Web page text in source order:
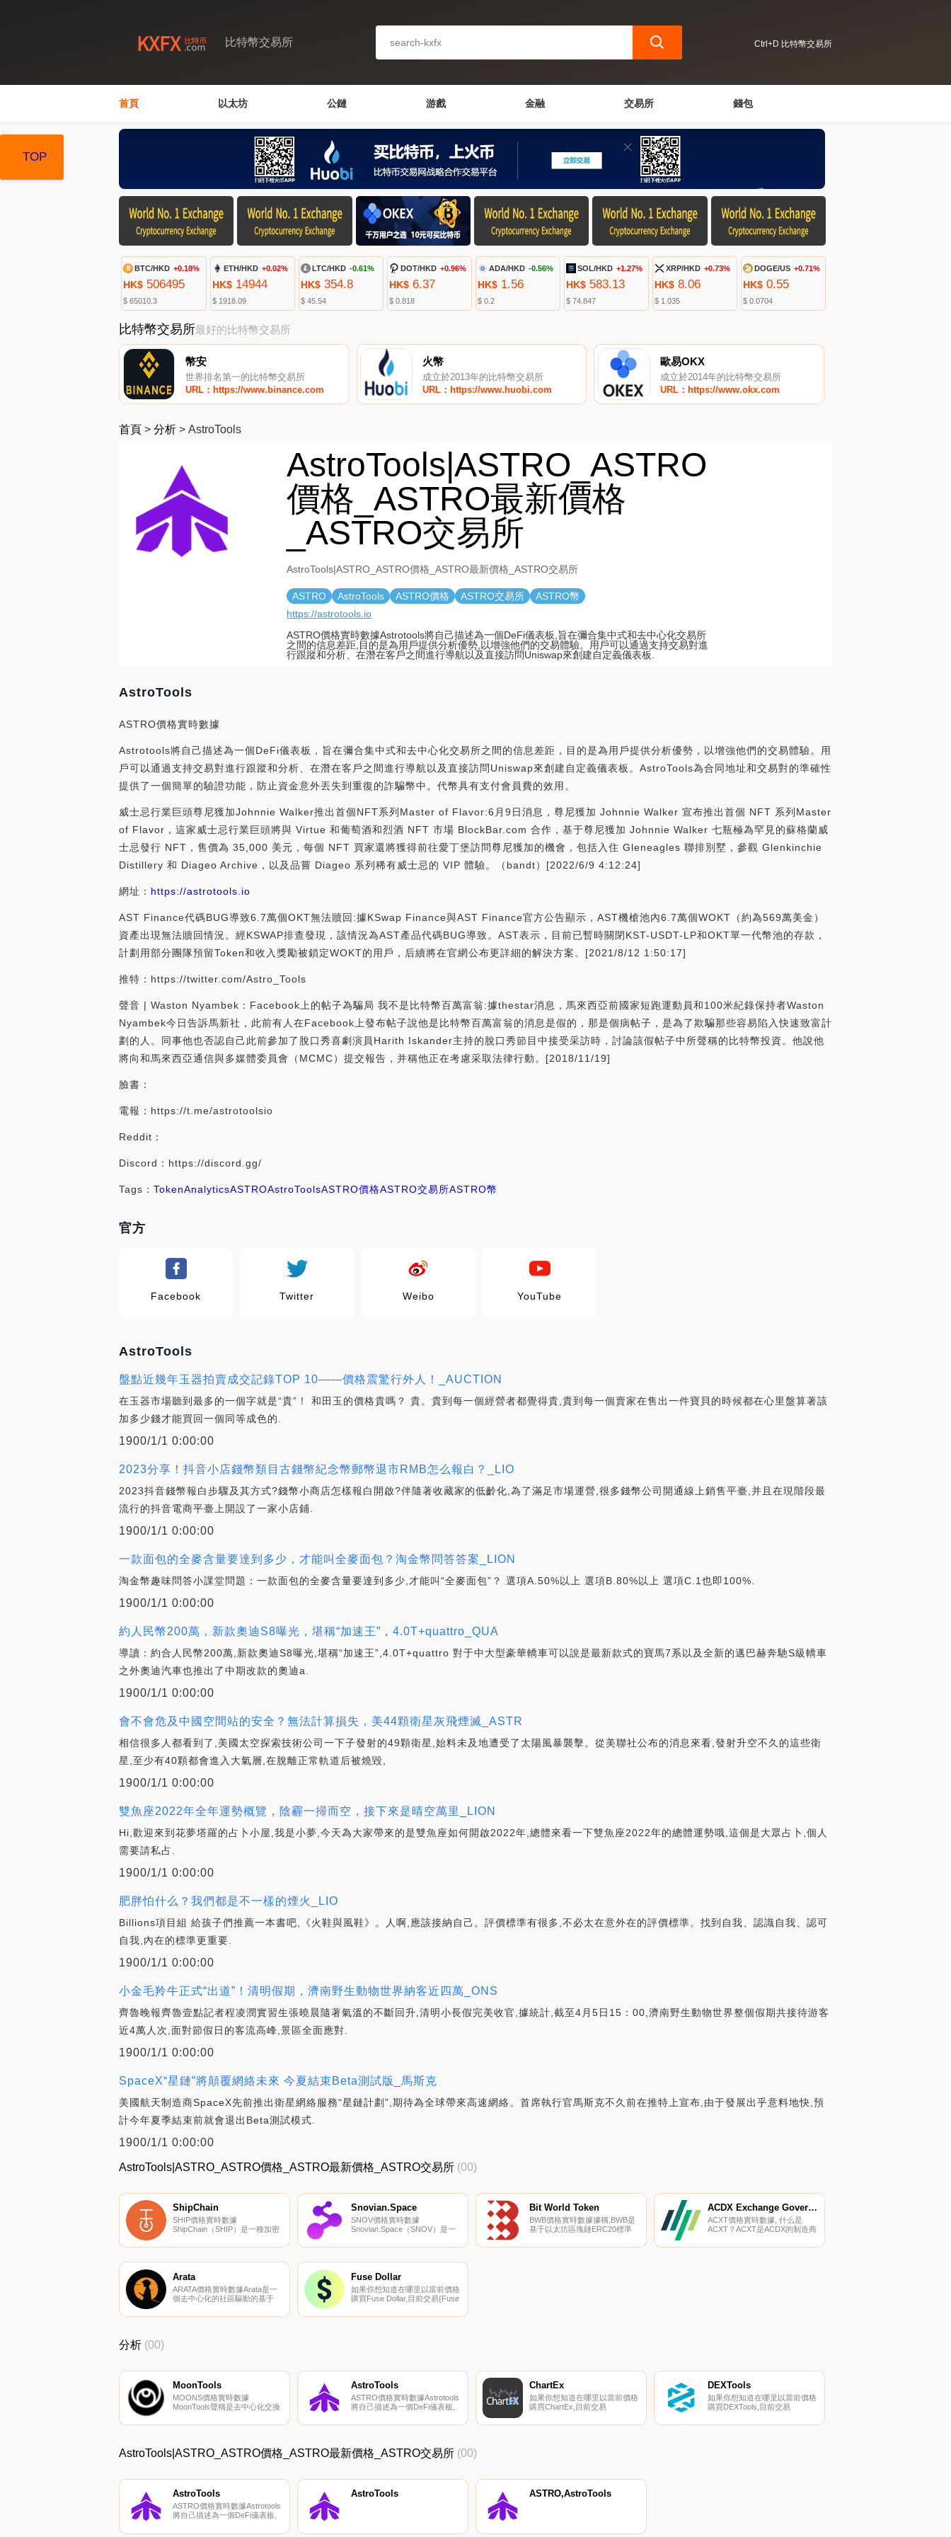
比特幣交易所 Ctrl+D 比特幣交易所
首頁 以太坊 公鏈 游戲 金融 交易所 錢包
BTC/HKD +0.18%
HK$ 506495
$ 65010.3
ETH/HKD +0.02%
HK$14944
$ 1918.09
LTC/HKD -0.61%
HK$354.8
$ 45.54
DOT/HKD +0.96%
HK$6.37
$ 0.818
ADA/HKD -0.56%
HK$1.56
$ 0.2
SOL/HKD +1.27%
HK$ 583.13
$ 74.847
XRP/HKD +0.73%
HK$ 8.06
$ 1.035
DOGE/US +0.71%
HK$ 0.55
$ 0.0704
比特幣交易所最好的比特幣交易所
幣安
世界排名第一的比特幣交易所
URL：https://www.binance.com
火幣
成立於2013年的比特幣交易所
URL：https://www.huobi.com
歐易OKX
成立於2014年的比特幣交易所
URL：https://www.okx.com
首頁 > 分析 > AstroTools
AstroTools|ASTRO_ASTRO
價格_ASTRO最新價格
_ASTRO交易所
AstroTools|ASTRO_ASTRO價格_ASTRO最新價格_ASTRO交易所
ASTRO AstroTools ASTRO價格 ASTRO交易所
ASTRO幣
https://astrotools.io
ASTRO價格實時數據Astrotools將自己描述為一個DeFi儀表板,旨在彌合集中式和去中心化交易所
之間的信息差距,目的是為用戶提供分析優勢,以增強他們的交易體驗。用戶可以通過支持交易對進
行跟蹤和分析、在潛在客戶之間進行導航以及直接訪問Uniswap來創建自定義儀表板.
AstroTools
ASTRO價格實時數據
Astrotools將自己描述為一個DeFi儀表板，旨在彌合集中式和去中心化交易所之間的信息差距，目的是為用戶提供分析優勢，以增強他們的交易體驗。用
戶可以通過支持交易對進行跟蹤和分析、在潛在客戶之間進行導航以及直接訪問Uniswap來創建自定義儀表板。AstroTools為合同地址和交易對的準確性
提供了一個簡單的驗證功能，防止資金意外丟失到重復的詐騙幣中。代幣具有支付會員費的效用。
威士忌行業巨頭尊尼獲加Johnnie Walker推出首個NFT系列Master of Flavor:6月9日消息，尊尼獲加 Johnnie Walker 宣布推出首個 NFT 系列Master
of Flavor，這家威士忌行業巨頭將與 Virtue 和葡萄酒和烈酒 NFT 市場 BlockBar.com 合作，基于尊尼獲加 Johnnie Walker 七瓶極為罕見的蘇格蘭威
士忌發行 NFT，售價為 35,000 美元，每個 NFT 買家還將獲得前往愛丁堡訪問尊尼獲加的機會，包括入住 Gleneagles 聯排別墅，參觀 Glenkinchie
Distillery 和 Diageo Archive，以及品嘗 Diageo 系列稀有威士忌的 VIP 體驗。（bandt）[2022/6/9 4:12:24]
網址： https://astrotools.io
AST Finance代碼BUG導致6.7萬個OKT無法贖回:據KSwap Finance與AST Finance官方公告顯示，AST機槍池內6.7萬個WOKT（約為569萬美金）
資產出現無法贖回情況。經KSWAP排查發現，該情況為AST產品代碼BUG導致。AST表示，目前已暫時關閉KST-USDT-LP和OKT單一代幣池的存款，
計劃用部分團隊預留Token和收入獎勵被鎖定WOKT的用戶，后續將在官網公布更詳細的解決方案。[2021/8/12 1:50:17]
推特：https://twitter.com/Astro_Tools
聲音 | Waston Nyambek：Facebook上的帖子為騙局 我不是比特幣百萬富翁:據thestar消息，馬來西亞前國家短跑運動員和100米紀錄保持者Waston
Nyambek今日告訴馬新社，此前有人在Facebook上發布帖子說他是比特幣百萬富翁的消息是假的，那是個病帖子，是為了欺騙那些容易陷入快速致富計
劃的人。同事他也否認自己此前參加了脫口秀喜劇演員Harith Iskander主持的脫口秀節目中接受采訪時，討論該假帖子中所聲稱的比特幣投資。他說他
將向和馬來西亞通信與多媒體委員會（MCMC）提交報告，并稱他正在考慮采取法律行動。[2018/11/19]
臉書：
電報：https://t.me/astrotoolsio
Reddit：
Discord：https://discord.gg/
Tags： TokenAnalyticsASTROAstroToolsASTRO價格ASTRO交易所ASTRO幣
官方
Facebook Twitter Weibo YouTube
AstroTools
盤點近幾年玉器拍賣成交記錄TOP 10——價格震驚行外人！_AUCTION
在玉器市場聽到最多的一個字就是“貴”！ 和田玉的價格貴嗎？ 貴。貴到每一個經營者都覺得貴,貴到每一個賣家在售出一件寶貝的時候都在心里盤算著該
加多少錢才能買回一個同等成色的.
1900/1/1 0:00:00
2023分享！抖音小店錢幣類目古錢幣紀念幣郵幣退市RMB怎么報白？_LIO
2023抖音錢幣報白步驟及其方式?錢幣小商店怎樣報白開啟?伴隨著收藏家的低齡化,為了滿足市場運營,很多錢幣公司開通線上銷售平臺,并且在現階段最
流行的抖音電商平臺上開設了一家小店鋪.
1900/1/1 0:00:00
一款面包的全麥含量要達到多少，才能叫全麥面包？淘金幣問答答案_LION
淘金幣趣味問答小課堂問題：一款面包的全麥含量要達到多少,才能叫“全麥面包”？ 選項A.50%以上 選項B.80%以上 選項C.1也即100%.
1900/1/1 0:00:00
約人民幣200萬，新款奧迪S8曝光，堪稱“加速王”，4.0T+quattro_QUA
導讀：約合人民幣200萬,新款奧迪S8曝光,堪稱“加速王”,4.0T+quattro 對于中大型豪華轎車可以說是最新款式的寶馬7系以及全新的邁巴赫奔馳S級轎車
之外奧迪汽車也推出了中期改款的奧迪a.
1900/1/1 0:00:00
會不會危及中國空間站的安全？無法計算損失，美44顆衛星灰飛煙滅_ASTR
相信很多人都看到了,美國太空探索技術公司一下子發射的49顆衛星,始料未及地遭受了太陽風暴襲擊。從美聯社公布的消息來看,發射升空不久的這些衛
星,至少有40顆都會進入大氣層,在脫離正常軌道后被燒毀,
1900/1/1 0:00:00
雙魚座2022年全年運勢概覽，陰霾一掃而空，接下來是晴空萬里_LION
Hi,歡迎來到花夢塔羅的占卜小屋,我是小夢,今天為大家帶來的是雙魚座如何開啟2022年,總體來看一下雙魚座2022年的總體運勢哦,這個是大眾占卜,個人
需要請私占.
1900/1/1 0:00:00
肥胖怕什么？我們都是不一樣的煙火_LIO
Billions項目組 給孩子們推薦一本書吧,《火鞋與風鞋》。人啊,應該接納自己。評價標準有很多,不必太在意外在的評價標準。找到自我、認識自我、認可
自我,內在的標準更重要.
1900/1/1 0:00:00
小金毛羚牛正式“出道”！清明假期，濟南野生動物世界納客近四萬_ONS
齊魯晚報齊魯壹點記者程凌潤實習生張曉晨隨著氣溫的不斷回升,清明小長假完美收官,據統計,截至4月5日15：00,濟南野生動物世界整個假期共接待游客
近4萬人次,面對節假日的客流高峰,景區全面應對.
1900/1/1 0:00:00
SpaceX“星鏈”將顛覆網絡未來 今夏結束Beta測試版_馬斯克
美國航天制造商SpaceX先前推出衛星網絡服務“星鏈計劃”,期待為全球帶來高速網絡。首席執行官馬斯克不久前在推特上宣布,由于發展出乎意料地快,預
計今年夏季結束前就會退出Beta測試模式.
1900/1/1 0:00:00
TOP
AstroTools|ASTRO_ASTRO價格_ASTRO最新價格_ASTRO交易所 (00)
ShipChain
SHIP價格實時數據
ShipChain（SHIP）是一種加密
ShipChain目前的供應量為
的最后已知價格為0.00006222
美元,在過去24小時內上漲了
0.00.
Snovian.Space
SNOV價格實時數據
Snovian.Space（SNOV）是一
行。Snovian.Space的電流供應
Snovian.Space價格為
0.00103815美元,在過去24小時
內上漲了5.17美元.
Bit World Token
BWB價格實時數據據稱,BWB是
基于以太坊區塊鏈ERC20標準
權益、流通和價值歸屬.
ACDX Exchange Governance Token
ACXT價格實時數據, 什么是
ACXT？ACXT是ACDX的制造商
權在交易所做出決定：上市、費
Arata
ARATA價格實時數據Arata是一
個去中心化的社區驅動的基于
孵化器、視頻流媒體平臺和NFT
Fuse Dollar
如果你想知道在哪里以當前價格
購買Fuse Dollar,目前交易{Fuse
所是BloctoSwap、Voltage
TOP
分析 (00)
MoonTools
MOONS價格實時數據
MoonTools聲稱是去中心化交換
訪問MoonTools應用程序中不同
AstroTools
ASTRO價格實時數據Astrotools
將自己描述為一個DeFi儀表板,
所之間的信息差距,目的是為用
易對進行跟蹤和分析、在潛在客
戶之間進行導航以及直接訪問
ChartEx
如果你想知道在哪里以當前價格
購買ChartEx,目前交易
交易所是Uniswap（V2）。您可
DEXTools
如果你想知道在哪里以當前價格
購買DEXTools,目前交易
交易所是Coinbase Exchange、
TOP
AstroTools|ASTRO_ASTRO價格_ASTRO最新價格_ASTRO交易所 (00)
AstroTools
ASTRO價格實時數據Astrotools
將自己描述為一個DeFi儀表板,
所之間的信息差距,目的是為用
AstroTools ASTRO,AstroTools